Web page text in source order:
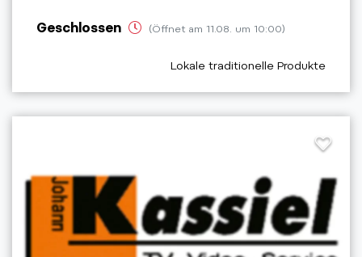
Geschlossen (Öffnet am 11.08. um 10:00)
aria.poi_category_prefix
Lokale traditionelle Produkte